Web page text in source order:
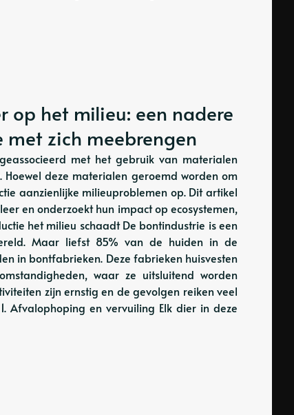
op het milieu: een nadere
zich meebrengen
met het gebruik van materialen
deze materialen geroemd worden om
aanzienlijke milieuproblemen op. Dit artikel
en onderzoekt hun impact op ecosystemen,
het milieu schaadt De bontindustrie is een
Maar liefst 85% van de huiden in de
in bontfabrieken. Deze fabrieken huisvesten
waar ze uitsluitend worden
zijn ernstig en de gevolgen reiken veel
Afvalophoping en vervuiling Elk dier in deze